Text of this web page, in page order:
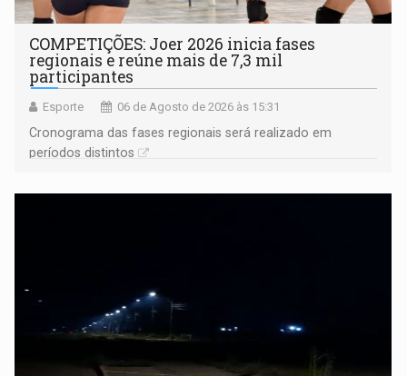
COMPETIÇÕES: Joer 2026 inicia fases
regionais e reúne mais de 7,3 mil
participantes
Esporte 06 de Agosto de 2026 às 15:31
Cronograma das fases regionais será realizado em
períodos distintos